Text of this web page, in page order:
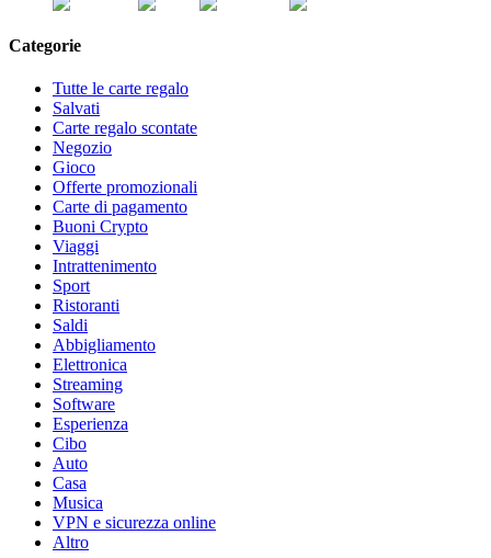
Categorie
Tutte le carte regalo
Salvati
Carte regalo scontate
Negozio
Gioco
Offerte promozionali
Carte di pagamento
Buoni Crypto
Viaggi
Intrattenimento
Sport
Ristoranti
Saldi
Abbigliamento
Elettronica
Streaming
Software
Esperienza
Cibo
Auto
Casa
Musica
VPN e sicurezza online
Altro